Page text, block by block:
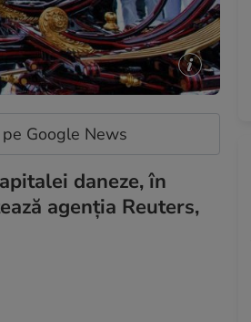
Google News
daneze, în
agenția Reuters,